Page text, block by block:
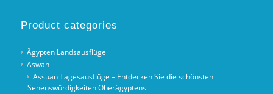
Product categories
Ägypten Landsausflüge
Aswan
Assuan Tagesausflüge – Entdecken Sie die schönsten
Sehenswürdigkeiten Oberägyptens